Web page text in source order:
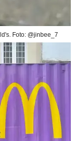
Foto: @jinbee_7